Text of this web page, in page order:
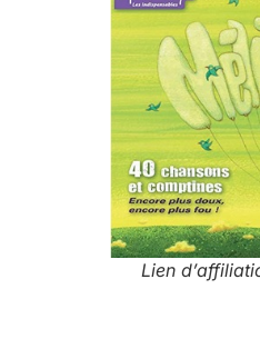
Lien